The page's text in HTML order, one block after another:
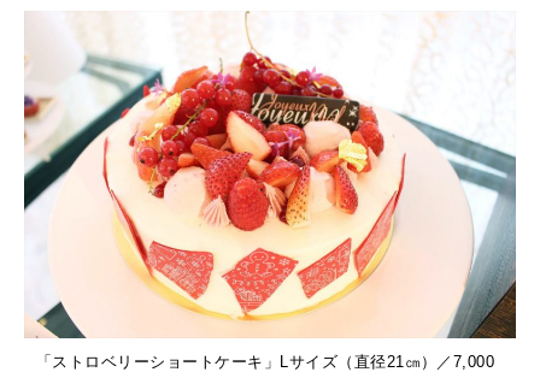
「ストロベリーショートケーキ」Lサイズ（直径21㎝）／7,000